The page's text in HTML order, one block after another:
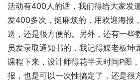
活动有400人的话，我们得给大家发
发400多次，挺麻烦的，用欢迎海报
送，还是很方便的。另外，还有一些
员发录取通知书的，我记得媒老板坤
课程下来，设计师得花半天时间P图
报，也是可以一次性搞定了，还是很